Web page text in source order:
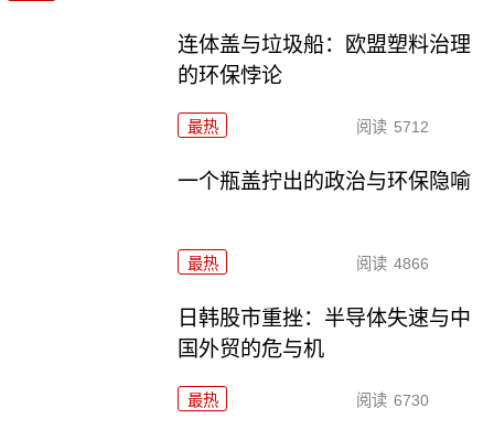
连体盖与垃圾船：欧盟塑料治理
的环保悖论
最热 阅读 5712
一个瓶盖拧出的政治与环保隐喻
最热 阅读 4866
日韩股市重挫：半导体失速与中
国外贸的危与机
最热 阅读 6730